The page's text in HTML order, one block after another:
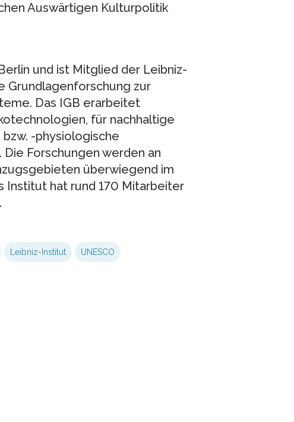
Auswärtigen Kulturpolitik
und ist Mitglied der Leibniz-
Grundlagenforschung zur
Das IGB erarbeitet
für nachhaltige
-physiologische
Forschungen werden an
überwiegend im
Institut hat rund 170 Mitarbeiter
Leibniz-Institut UNESCO